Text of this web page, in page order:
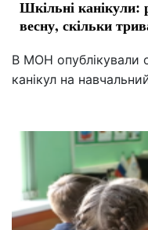
Шкільні канікули:
весну, скільки
В МОН опублікували
канікул на